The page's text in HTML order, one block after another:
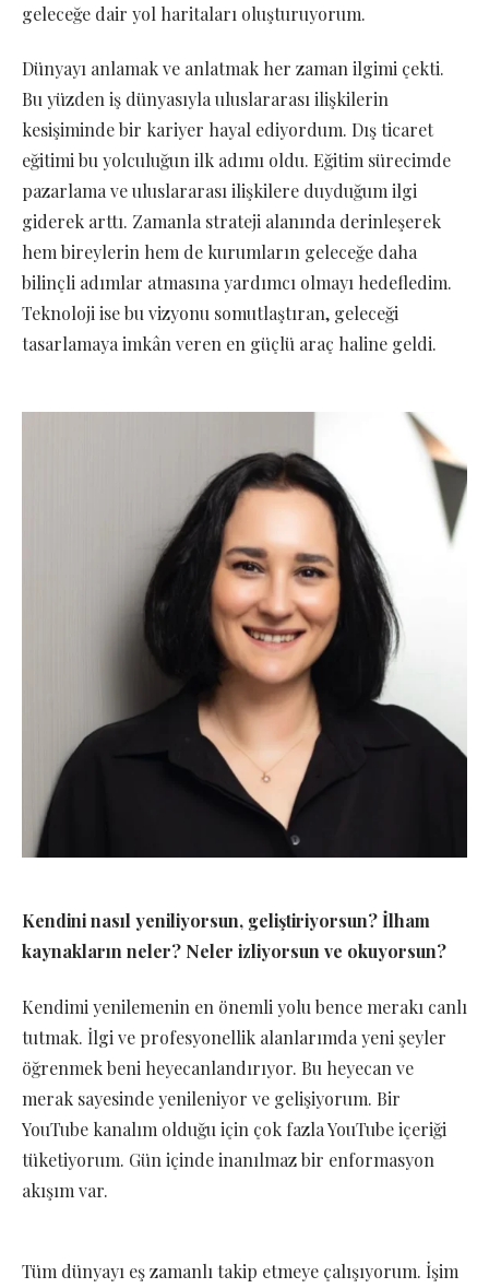
geleceğe dair yol haritaları oluşturuyorum.
Dünyayı anlamak ve anlatmak her zaman ilgimi çekti.
Bu yüzden iş dünyasıyla uluslararası ilişkilerin
kesişiminde bir kariyer hayal ediyordum. Dış ticaret
eğitimi bu yolculuğun ilk adımı oldu. Eğitim sürecimde
pazarlama ve uluslararası ilişkilere duyduğum ilgi
giderek arttı. Zamanla strateji alanında derinleşerek
hem bireylerin hem de kurumların geleceğe daha
bilinçli adımlar atmasına yardımcı olmayı hedefledim.
Teknoloji ise bu vizyonu somutlaştıran, geleceği
tasarlamaya imkân veren en güçlü araç haline geldi.
Kendini nasıl yeniliyorsun, geliştiriyorsun? İlham
kaynakların neler? Neler izliyorsun ve okuyorsun?
Kendimi yenilemenin en önemli yolu bence merakı canlı
tutmak. İlgi ve profesyonellik alanlarımda yeni şeyler
öğrenmek beni heyecanlandırıyor. Bu heyecan ve
merak sayesinde yenileniyor ve gelişiyorum. Bir
YouTube kanalım olduğu için çok fazla YouTube içeriği
tüketiyorum. Gün içinde inanılmaz bir enformasyon
akışım var.
Tüm dünyayı eş zamanlı takip etmeye çalışıyorum. İşim